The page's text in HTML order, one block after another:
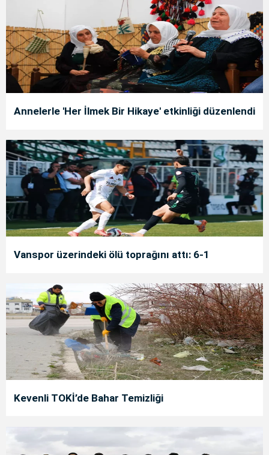
Annelerle 'Her İlmek Bir Hikaye' etkinliği düzenlendi
Vanspor üzerindeki ölü toprağını attı: 6-1
Kevenli TOKİ’de Bahar Temizliği